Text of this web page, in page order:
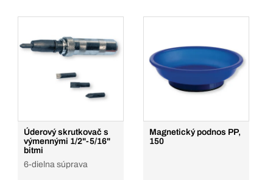
Úderový skrutkovač s
výmennými 1/2"-5/16"
bitmi
6-dielna súprava
Magnetický podnos PP,
150